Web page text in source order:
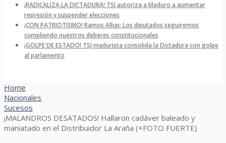
¡RADICALIZA LA DICTADURA! TSJ autoriza a Maduro a aumentar
represión y suspender elecciones
¡CON PATRIOTISMO! Ramos Allup: Los diputados seguiremos
cumpliendo nuestros deberes constitucionales
¡GOLPE DE ESTADO! TSJ madurista consolida la Dictadura con golpe
al parlamento
Home
Nacionales
Sucesos
¡MALANDROS DESATADOS! Hallaron cadáver baleado y
maniatado en el Distribuidor La Araña (+FOTO FUERTE)